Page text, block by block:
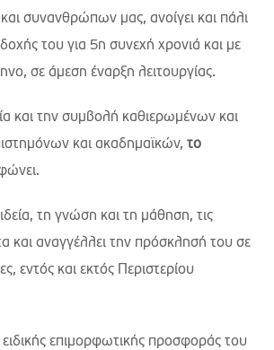
συνανθρώπων μας, ανοίγει και πάλι
του για 5η συνεχή χρονιά και με
σε άμεση έναρξη λειτουργίας.
και την συμβολή καθιερωμένων και
και ακαδημαϊκών,το
τη γνώση και τη μάθηση, τις
και αναγγέλλει την πρόσκλησή του σε
εντός και εκτός Περιστερίου
ειδικής επιμορφωτικής προσφοράς του